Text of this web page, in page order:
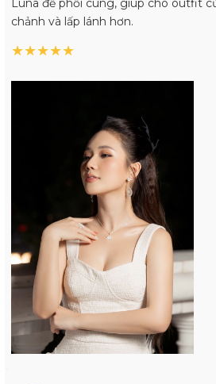
Luna để phối cùng, giúp cho outfit
chảnh và lấp lánh hơn.
★★★★★